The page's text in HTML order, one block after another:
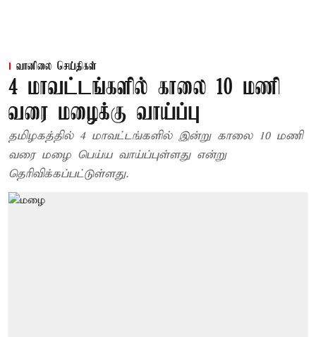
வானிலை செய்திகள்
4 மாவட்டங்களில் காலை 10 மணி
வரை மழைக்கு வாய்ப்பு
தமிழகத்தில் 4 மாவட்டங்களில் இன்று காலை 10 மணி
வரை மழை பெய்ய வாய்ப்புள்ளது என்று
தெரிவிக்கப்பட்டுள்ளது.